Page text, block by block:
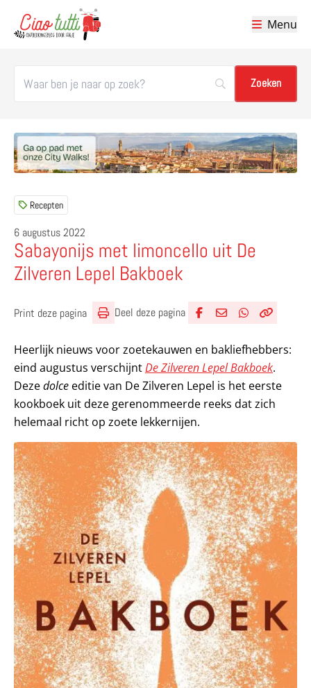
Menu
Recepten
6 augustus 2022
Sabayonijs met limoncello uit De
Zilveren Lepel Bakboek
Print deze pagina Deel deze pagina
Heerlijk nieuws voor zoetekauwen en bakliefhebbers:
eind augustus verschijntDe Zilveren Lepel Bakboek.
Dezedolce editie van De Zilveren Lepel is het eerste
kookboek uit deze gerenommeerde reeks dat zich
helemaal richt op zoete lekkernijen.